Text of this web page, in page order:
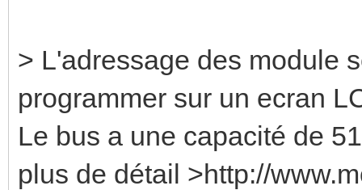
> L'adressage des module
programmer sur un ecran
Le bus a une capacité de
plus de détail >http://